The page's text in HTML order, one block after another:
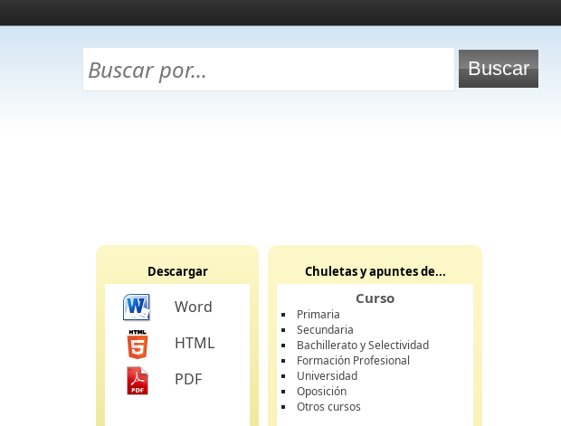
Descargar
Word
HTML
PDF
Chuletas y apuntes de...
Curso
Primaria
Secundaria
Bachillerato y Selectividad
Formación Profesional
Universidad
Oposición
Otros cursos